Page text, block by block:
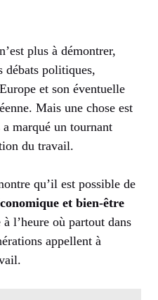
plus à démontrer,
débats politiques,
et son éventuelle
Mais une chose est
marqué un tournant
du travail.
qu’il est possible de
et bien-être
l’heure où partout dans
appellent à